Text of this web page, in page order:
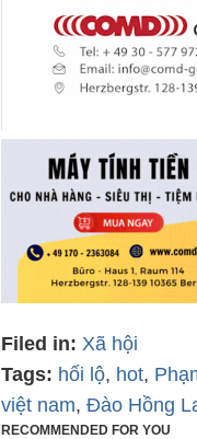
Filed in: Xã hội
Tags: hối lộ, hot,
việt nam, Đào Hồng
RECOMMENDED FOR YOU